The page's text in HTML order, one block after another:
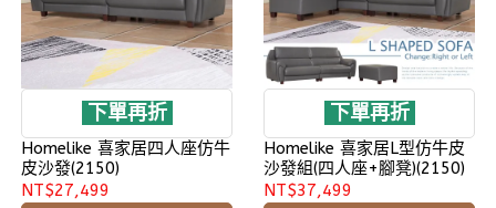
下單再折
Homelike 喜家居四人座仿牛
皮沙發(2150)
NT$27,499
下單再折
Homelike 喜家居L型仿牛皮
沙發組(四人座+腳凳)(2150)
NT$37,499